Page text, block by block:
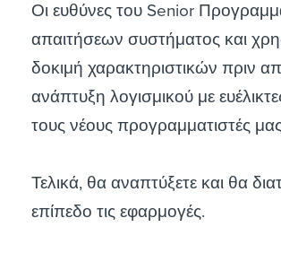
Οι ευθύνες του Senior
απαιτήσεων συστήματος και
δοκιμή χαρακτηριστικών πριν
ανάπτυξη λογισμικού με
τους νέους προγραμματιστές
Τελικά, θα αναπτύξετε και θα
επίπεδο τις εφαρμογές.